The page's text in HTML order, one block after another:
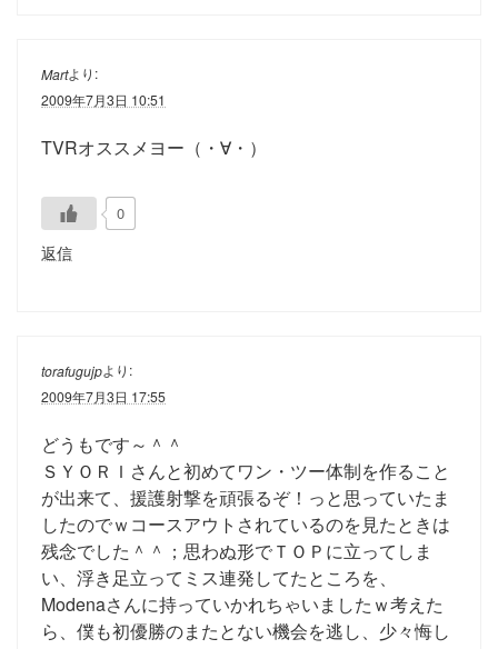
Martより:
2009年7月3日 10:51
TVRオススメヨー（・∀・）
0
返信
torafugujpより:
2009年7月3日 17:55
どうもです～＾＾
ＳＹＯＲＩさんと初めてワン・ツー体制を作ること
が出来て、援護射撃を頑張るぞ！っと思っていたま
したのでｗコースアウトされているのを見たときは
残念でした＾＾；思わぬ形でＴＯＰに立ってしま
い、浮き足立ってミス連発してたところを、
Modenaさんに持っていかれちゃいましたｗ考えた
ら、僕も初優勝のまたとない機会を逃し、少々悔し